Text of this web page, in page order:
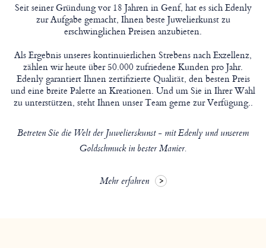
Seit seiner Gründung vor 18 Jahren in Genf, hat es sich Edenly
zur Aufgabe gemacht, Ihnen beste Juwelierkunst zu
erschwinglichen Preisen anzubieten.
Als Ergebnis unseres kontinuierlichen Strebens nach Exzellenz,
zählen wir heute über 50.000 zufriedene Kunden pro Jahr.
Edenly garantiert Ihnen zertifizierte Qualität, den besten Preis
und eine breite Palette an Kreationen. Und um Sie in Ihrer Wahl
zu unterstützen, steht Ihnen unser Team gerne zur Verfügung..
Betreten Sie die Welt der Juwelierskunst - mit Edenly und unserem
Goldschmuck in bester Manier.
Mehr erfahren